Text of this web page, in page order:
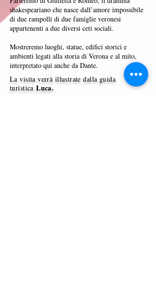
shakespeariano che nasce dall’amore impossibile
di due rampolli di due famiglie veronesi
appartenenti a due diversi ceti sociali.
Mostreremo luoghi, statue, edifici storici e
ambienti legati alla storia di Verona e al mito,
interpretato qui anche da Dante.
La visita verrà illustrate dalla guida
turisticaLuca.